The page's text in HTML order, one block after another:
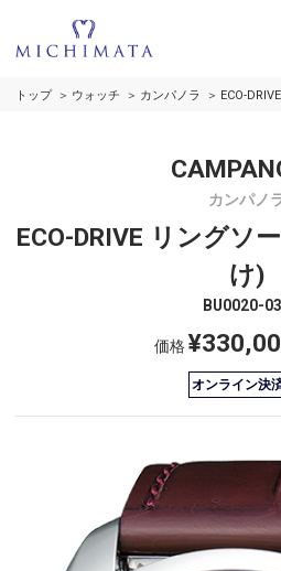
トップ ウォッチ カンパノラ ECO-
カンパノ
ECO-DRIVE リングソ
け)
BU0020-
価格
オンライン決